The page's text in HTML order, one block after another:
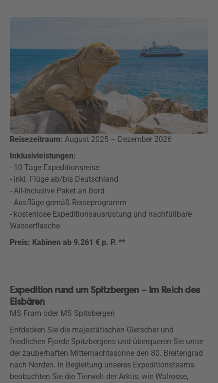
Reisezeitraum: August 2025 – Dezember 2026
Inklusivleistungen:
- 10 Tage Expeditionsreise
- inkl. Flüge ab/bis Deutschland
- All-Inclusive Paket an Bord
- Ausflüge gemäß Reiseprogramm
- kostenlose Expeditionsausrüstung und nachfüllbare
Wasserflasche
Preis: Kabinen ab 9.261 € p. P. **
Expedition rund um Spitzbergen – Im Reich des
Eisbären
MS Fram oder MS Spitsbergen
Entdecken Sie die majestätischen Gletscher und
friedlichen Fjorde Spitzbergens und überqueren Sie unter
der zauberhaften Mitternachtssonne den 80. Breitengrad
nach Norden. In Begleitung unseres Expeditionsteams
beobachten Sie die Tierwelt der Arktis, wie Walrosse,